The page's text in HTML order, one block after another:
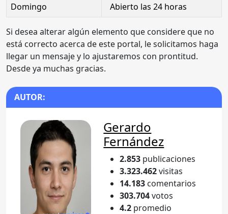
Domingo
Abierto las 24 horas
Si desea alterar algún elemento que considere que no
está correcto acerca de este portal, le solicitamos haga
llegar un mensaje y lo ajustaremos con prontitud.
Desde ya muchas gracias.
AUTOR:
Gerardo
Fernández
2.853 publicaciones
3.323.462visitas
14.183 comentarios
303.704votos
4.2 promedio